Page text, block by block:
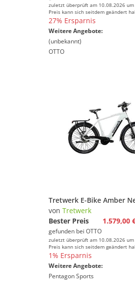
zuletzt überprüft am 10.08.2026
Preis kann sich seitdem geändert
27% Ersparnis
Weitere Angebote:
(unbekannt)
OTTO
von Tretwerk
Bester Preis
1.579,00
gefunden bei OTTO
zuletzt überprüft am 10.08.2026
Preis kann sich seitdem geändert
1% Ersparnis
Weitere Angebote:
Pentagon Sports